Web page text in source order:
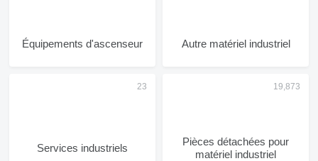
Équipements d'ascenseur Autre matériel industriel
Services industriels
Pièces détachées pour
matériel industriel